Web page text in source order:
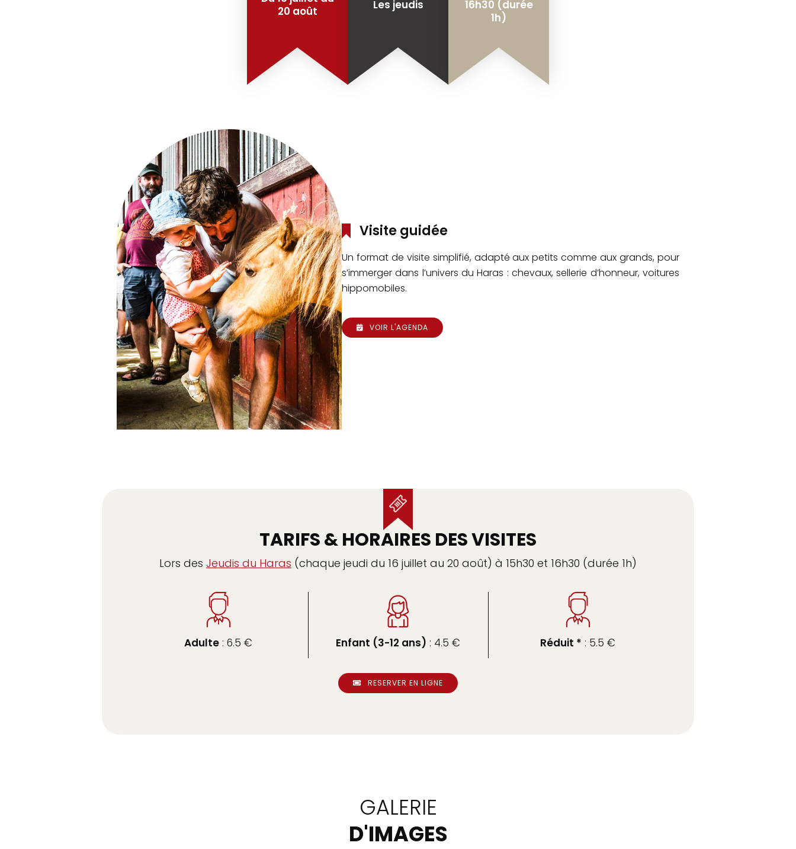
Balades en calèche
Pour nous contacter
20 août
Les jeudis
16h30 (durée
1h)
Visite guidée
Un format de visite simplifié, adapté aux petits comme aux grands, pour
s’immerger dans l’univers du Haras : chevaux, sellerie d’honneur, voitures
hippomobiles.
VOIR L'AGENDA
TARIFS & HORAIRES DES VISITES
Lors des Jeudis du Haras (chaque jeudi du 16 juillet au 20 août) à 15h30 et 16h30 (durée 1h)
Adulte : 6.5 € Enfant (3-12 ans) : 4.5 € Réduit * : 5.5 €
RESERVER EN LIGNE
GALERIE
D'IMAGES